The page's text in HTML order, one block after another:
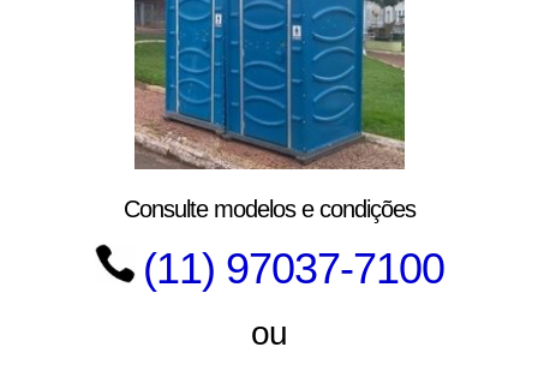
Consulte modelos e condições
(11) 97037-7100
ou